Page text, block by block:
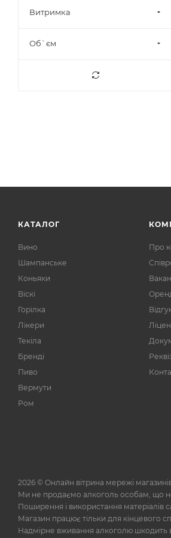
Витримка
Об`єм
КАТАЛОГ
Вино
Шампанське
Коньяки
Віскі
Горілка
Лікери
Текіла
Бренді
Пиво
Вермути
Ром
Про
2026 © Онлайн вітрина мережі
Ми не продаємо алкоголь особам, що
Поширення і використання матеріалів
Магазин працює тільки для
Надмірне вживання алкоголю шкодить